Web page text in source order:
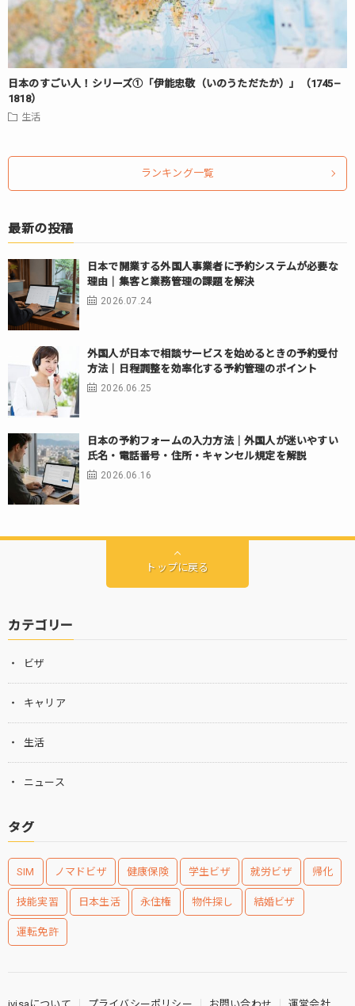
日本のすごい人！シリーズ①「伊能忠敬（いのうただたか）」（1745–
1818）
生活
ランキング一覧
最新の投稿
日本で開業する外国人事業者に予約システムが必要な
理由｜集客と業務管理の課題を解決
2026.07.24
外国人が日本で相談サービスを始めるときの予約受付
方法｜日程調整を効率化する予約管理のポイント
2026.06.25
日本の予約フォームの入力方法｜外国人が迷いやすい
氏名・電話番号・住所・キャンセル規定を解説
2026.06.16
トップに戻る
カテゴリー
ビザ
キャリア
生活
ニュース
タグ
SIM ノマドビザ 健康保険 学生ビザ 就労ビザ 帰化
技能実習 日本生活 永住権 物件探し 結婚ビザ
運転免許